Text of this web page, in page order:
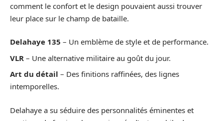
comment le confort et le design pouvaient aussi trouver
leur place sur le champ de bataille.
Delahaye 135 – Un emblème de style et de performance.
VLR – Une alternative militaire au goût du jour.
Art du détail – Des finitions raffinées, des lignes
intemporelles.
Delahaye a su séduire des personnalités éminentes et